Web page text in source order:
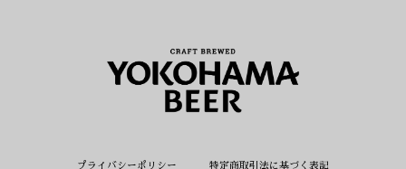
プライバシーポリシー 特定商取引法に基づく表記